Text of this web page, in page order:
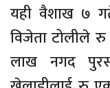
यही वैशाख ७
विजेता टोलीले
लाख नगद